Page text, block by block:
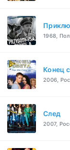
1968,
Конец
2006,
След
2007,